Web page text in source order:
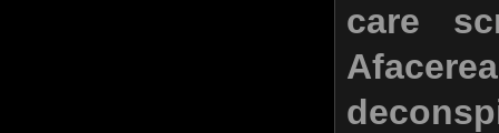
care